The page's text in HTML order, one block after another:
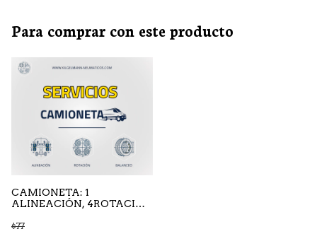
Para comprar con este producto
CAMIONETA: 1
ALINEACIÓN, 4ROTACIÓN
$77